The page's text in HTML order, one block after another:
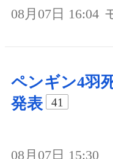
08月07日 16:04
ペンギン4羽
発表
41
08月07日 15:30